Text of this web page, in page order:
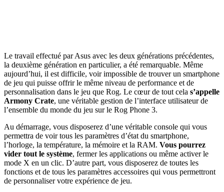
Le travail effectué par Asus avec les deux générations précédentes,
la deuxième génération en particulier, a été remarquable. Même
aujourd’hui, il est difficile, voir impossible de trouver un smartphone
de jeu qui puisse offrir le même niveau de performance et de
personnalisation dans le jeu que Rog. Le cœur de tout cela s’appelle
Armony Crate, une véritable gestion de l’interface utilisateur de
l’ensemble du monde du jeu sur le Rog Phone 3.
Au démarrage, vous disposerez d’une véritable console qui vous
permettra de voir tous les paramètres d’état du smartphone,
l’horloge, la température, la mémoire et la RAM. Vous pourrez
vider tout le système, fermer les applications ou même activer le
mode X en un clic. D’autre part, vous disposerez de toutes les
fonctions et de tous les paramètres accessoires qui vous permettront
de personnaliser votre expérience de jeu.